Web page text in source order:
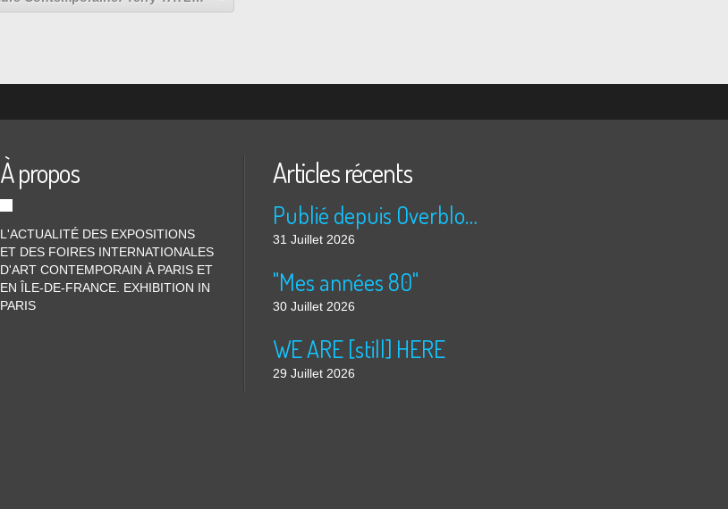
À propos
L'ACTUALITÉ DES EXPOSITIONS
ET DES FOIRES INTERNATIONALES
D'ART CONTEMPORAIN À PARIS ET
EN ÎLE-DE-FRANCE. EXHIBITION IN
PARIS
Articles récents
Publié depuis Overblog et Facebook
31 Juillet 2026
"Mes années 80"
30 Juillet 2026
WE ARE [still] HERE
29 Juillet 2026